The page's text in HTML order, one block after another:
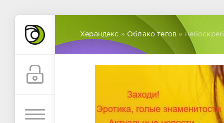
Херандекс » Облако тегов »